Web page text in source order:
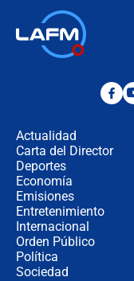
Actualidad
Carta del Director
Deportes
Economía
Emisiones
Entretenimiento
Internacional
Orden Público
Política
Sociedad